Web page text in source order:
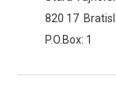
820 17
P.O.Box: 1